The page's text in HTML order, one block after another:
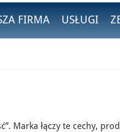
FIRMA USŁUGI
Marka łączy te cechy,